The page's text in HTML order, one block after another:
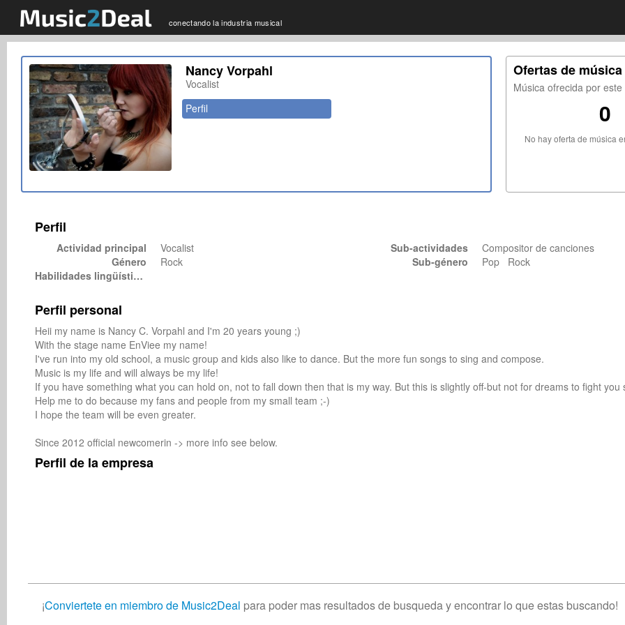
conectando la industria musical
Nancy Vorpahl
Vocalist
Perfil
Ofertas de música
Música ofrecida por
0
No hay oferta de música
Perfil
Actividad principal
Vocalist
Género
Rock
Habilidades lingüísticas
Sub-actividades
Compositor de canciones
Sub-género
Pop Rock
Perfil personal
Heii my name is Nancy C. Vorpahl and I'm 20 years young ;)
With the stage name EnViee my name!
I've run into my old school, a music group and kids also like to dance. But the more fun songs to sing and compose.
Music is my life and will always be my life!
If you have something what you can hold on, not to fall down then that is my way. But this is slightly off-but not for dreams to fight you
Help me to do because my fans and people from my small team ;-)
I hope the team will be even greater.
Since 2012 official newcomerin -> more info see below.
Perfil de la empresa
¡Conviertete en miembro de Music2Deal para poder mas resultados de busqueda y encontrar lo que estas buscando!